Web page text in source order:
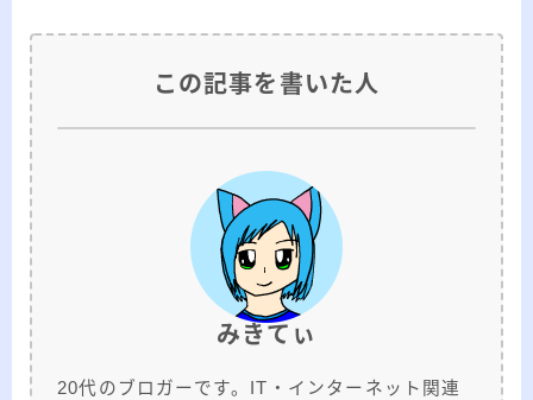
この記事を書いた人
みきてぃ
20代のブロガーです。IT・インターネット関連